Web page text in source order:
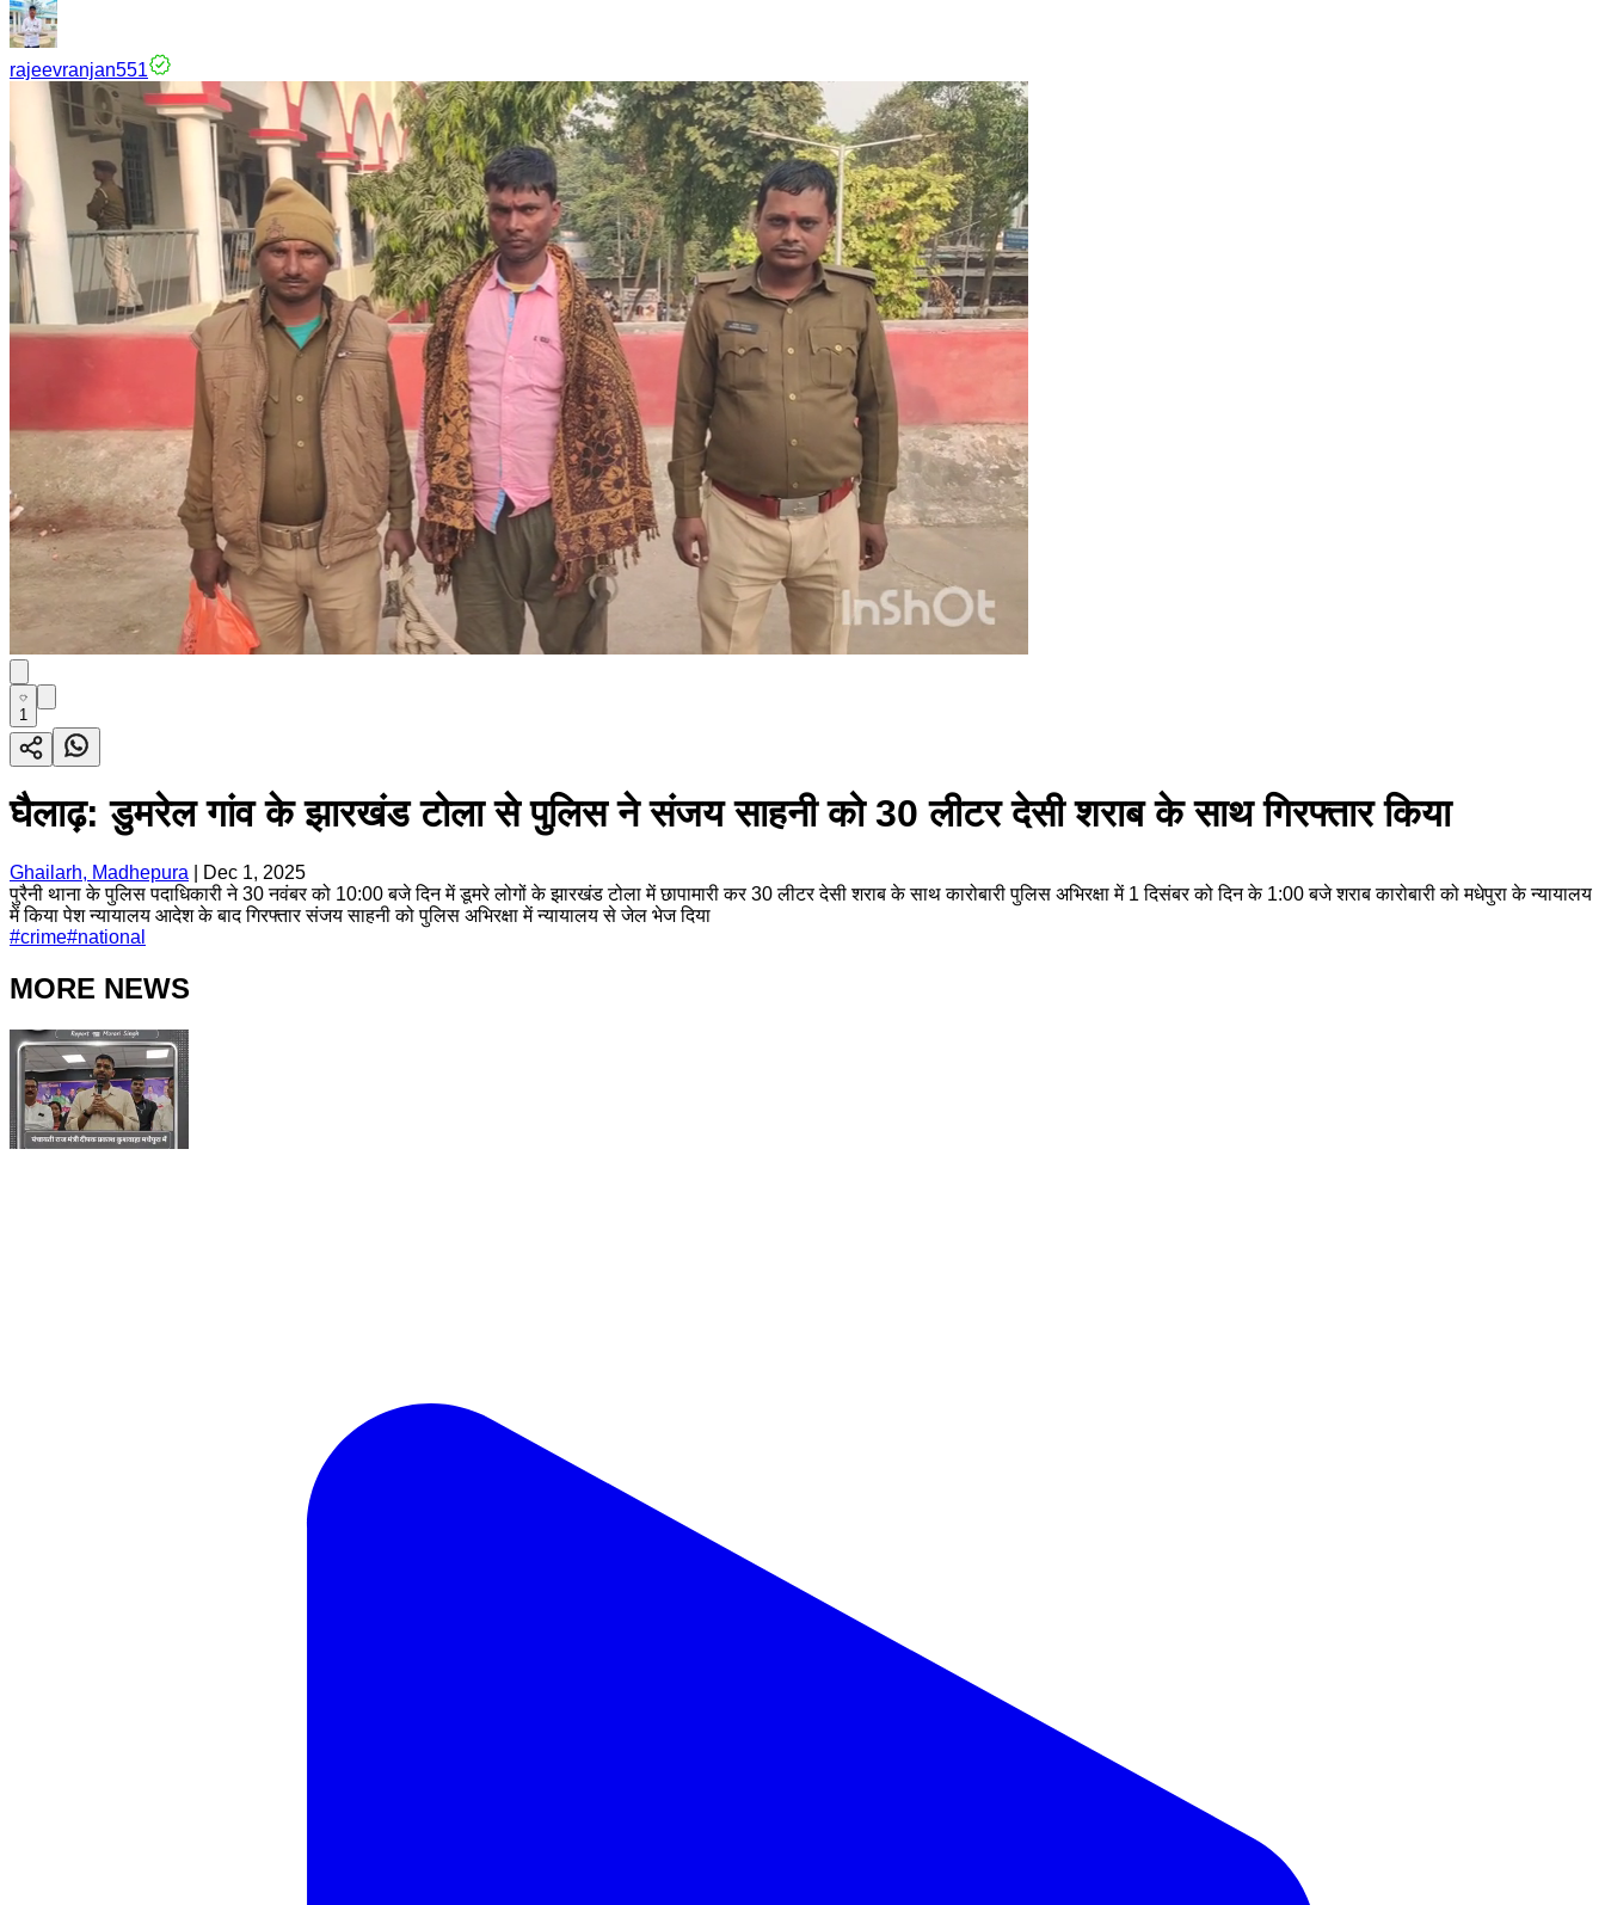
rajeevranjan551
1
घैलाढ़: डुमरेल गांव के झारखंड टोला से पुलिस ने संजय साहनी को 30 लीटर देसी शराब के साथ गिरफ्तार किया
Ghailarh, Madhepura
Dec 1, 2025
पुरैनी थाना के पुलिस पदाधिकारी ने 30 नवंबर को 10:00 बजे दिन में डूमरे लोगों के झारखंड टोला में छापामारी कर 30 लीटर देसी शराब के साथ कारोबारी पुलिस अभिरक्षा में 1 दिसंबर को दिन के 1:00 बजे शराब कारोबारी को मधेपुरा के न्यायालय
में किया पेश न्यायालय आदेश के बाद गिरफ्तार संजय साहनी को पुलिस अभिरक्षा में न्यायालय से जेल भेज दिया
#crime#national
MORE NEWS